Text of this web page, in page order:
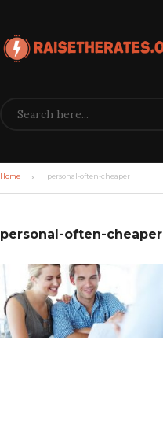
Home personal-often-cheaper
personal-often-cheaper